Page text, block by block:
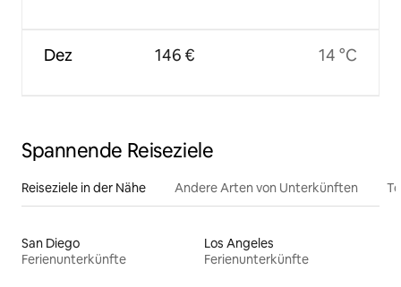
Dez 146 € 14 °C
Spannende Reiseziele
Reiseziele in der Nähe Andere Arten von Unterkünften
San Diego
Ferienunterkünfte
Los Angeles
Ferienunterkünfte